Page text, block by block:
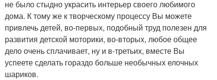
не было стыдно украсить интерьер своего любимого
дома. К тому же к творческому процессу Вы можете
привлечь детей, во-первых, подобный труд полезен для
развития детской моторики, во-вторых, любое общее
дело очень сплачивает, ну и в-третьих, вместе Вы
успеете сделать гораздо больше необычных елочных
шариков.